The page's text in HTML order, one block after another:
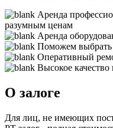
Аренда
разумным ценам
Аренда
Поможем выбрать
Оперативный
Высокое
О залоге
Для лиц, не имеющих